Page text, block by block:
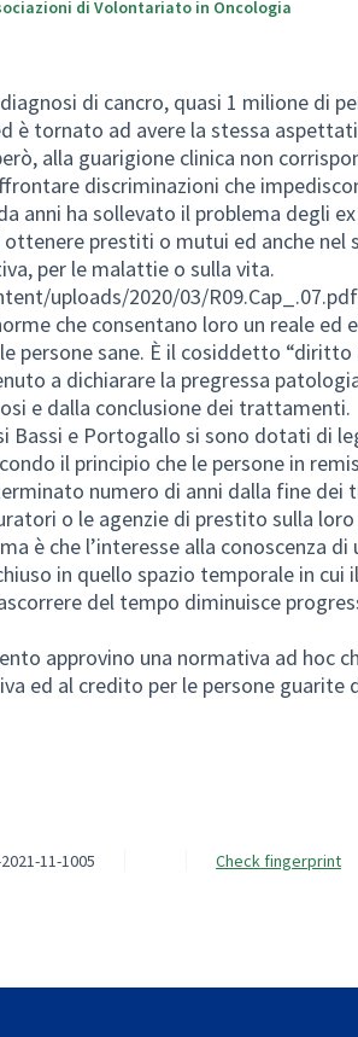
di Volontariato in Oncologia
di cancro, quasi 1 milione di
è tornato ad avere la stessa
alla guarigione clinica non
discriminazioni che
anni ha sollevato il problema degli
prestiti o mutui ed anche nel
per le malattie o sulla vita.
uploads/2020/03/R09.Cap_.07.pdf
che consentano loro un reale
persone sane. È il cosiddetto “diritto
a dichiarare la pregressa
e dalla conclusione dei trattamenti.
Bassi e Portogallo si sono dotati di
il principio che le persone in
numero di anni dalla fine dei
o le agenzie di prestito sulla loro
è che l’interesse alla conoscenza
in quello spazio temporale in cui
del tempo diminuisce
approvino una normativa ad hoc
ed al credito per le persone guarite
11-1005 Check fingerprint